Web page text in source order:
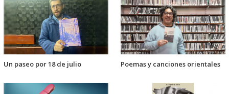
Un paseo por 18 de julio Poemas y canciones orientales